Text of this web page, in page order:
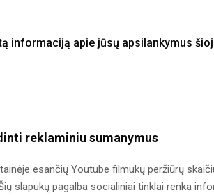
informaciją apie jūsų apsilankymus
reklaminiu sumanymus
esančių Youtube filmukų peržiūrų
slapukų pagalba socialiniai tinklai renka